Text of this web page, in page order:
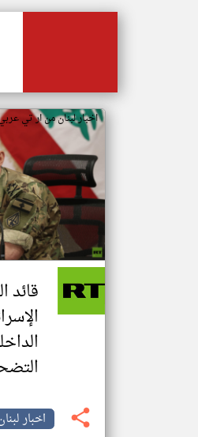
اخبار لبنان من ار تي
قائد
اخبار